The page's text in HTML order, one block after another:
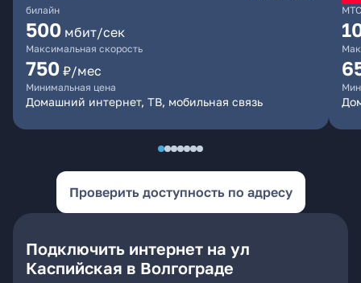
билайн
500 мбит/сек
Максимальная скорость
750 ₽/мес
Минимальная цена
Домашний интернет, ТВ, мобильная связь
МТС
Проверить доступность по адресу
Подключить интернет на ул
Каспийская в Волгограде